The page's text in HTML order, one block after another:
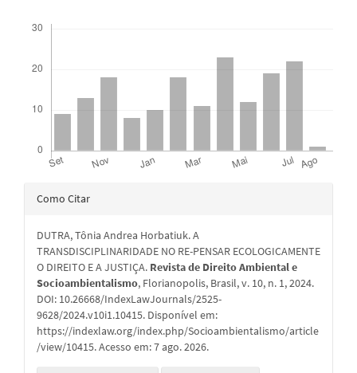
Detalhes
artigo
Como Citar
DUTRA, Tônia Andrea Horbatiuk. A
TRANSDISCIPLINARIDADE NO RE-PENSAR ECOLOGICAMENTE
O DIREITO E A JUSTIÇA. Revista de Direito Ambiental e
Socioambientalismo, Florianopolis, Brasil, v. 10, n. 1, 2024.
DOI: 10.26668/IndexLawJournals/2525-
9628/2024.v10i1.10415. Disponível em:
https://indexlaw.org/index.php/Socioambientalismo/article
/view/10415. Acesso em: 7 ago. 2026.